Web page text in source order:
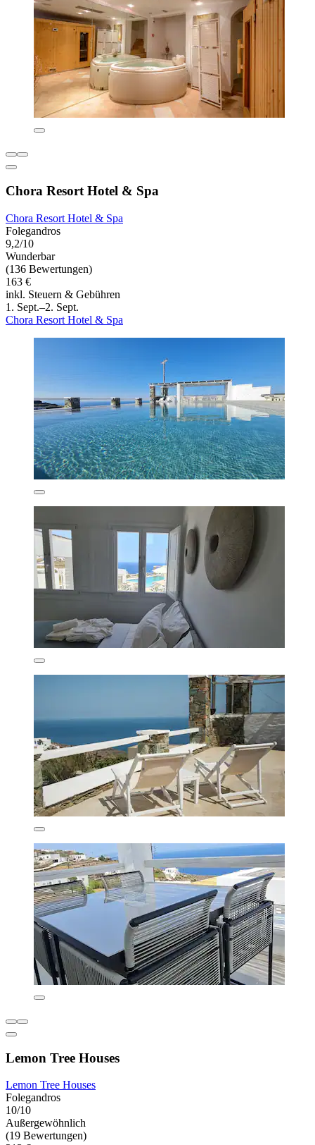
Chora Resort Hotel & Spa
Chora Resort Hotel & Spa
Folegandros
9,2/10
Wunderbar
(136 Bewertungen)
163 €
inkl. Steuern & Gebühren
1. Sept.–2. Sept.
Chora Resort Hotel & Spa
Lemon Tree Houses
Lemon Tree Houses
Folegandros
10/10
Außergewöhnlich
(19 Bewertungen)